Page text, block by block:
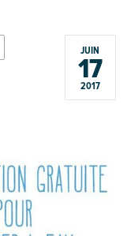
JUIN
17
2017